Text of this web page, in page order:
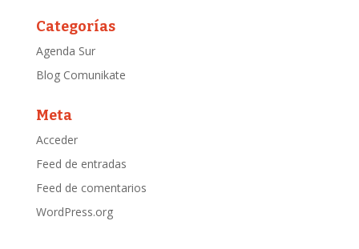
Categorías
Agenda Sur
Blog Comunikate
Meta
Acceder
Feed de entradas
Feed de comentarios
WordPress.org